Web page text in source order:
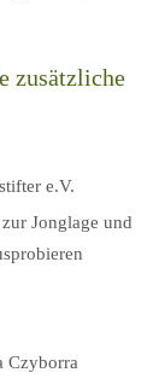
zusätzliche
e.V.
Jonglage und
Czyborra